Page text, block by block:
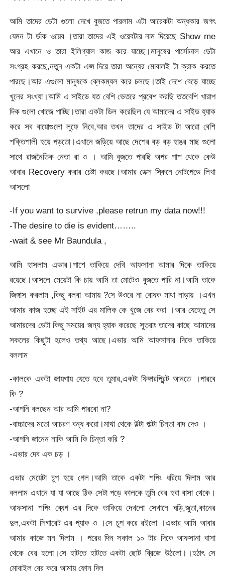
আমি তাদের ডেটা গুলো দেখে বুজতে পারলাম এটা আরেকটা অন্ধকার জগৎ
যেমন টা র্ডাক ওয়েব ।তারা তাদের এই ওয়েবটার নাম দিয়েছে Show me
আর এখানে ও তারা ইলিগ্যাল কাজ করে যাচ্ছে।মানুষের পার্সোনাল ডেটা
সংগ্রহ করছে,নতুন একটা এপ্স দিয়ে তারা অন্যের মোবালই টা ক্রাক করতে
পারছে।আর এগুলো মানুষকে ব্লেকম্যল করে চলছে।তাই দেশে বেড়ে যাচ্ছে
খুনের সংখ্যা।আমি এ সাইডে যত বেশি ভেতরে প্রবেশ করছি ততবেশি খারাপ
দিক গুলো খোজে পাচ্ছি।তারা একটা ডিল করেছিল যে আমাদের এ সাইড হ্যাক
করে সব বায়োগুলো লুফে নিবে,আর তখন তাদের এ সাইড টা আরো বেশি
শক্তিশালী হয়ে পড়তো।এখানে জড়িয়ে আছে দেশের বড় বড় হাঙর মাছ গুলো
সাথে রাজনৈতিক নেতা রা ও । আমি বুজতে পারছি অপর পাশ থেকে কেউ
আবার Recovery করার চেষ্টা করছে।আমার ডেক্স স্কিনে নোটপেডে লিখা
আসলো
-If you want to survive ,please retrun my data now!!!
-The desire to die is evident……..
-wait & see Mr Baundula ,
আমি হাসলাম এভার।পাশে তাকিয়ে দেখি আফসানা আমার দিকে তাকিয়ে
রয়েছে।আসলে মেয়েটা কি চায় আমি তা মোটেও বুজতে পারি না।আমি তাকে
জিঙ্গাস করলাম ,কিছু বলবা আমায় ?সে উওরে না বোধক মাথা নাড়ায় ।এখন
আমার কাজ হচ্ছে এই সাইট এর মালিক কে খুজে বের করা ।আর যেহেতু সে
আমারদের ডেটা কিছু সময়ের জন্য হ্যাক করেছে সুতরাং তাদের কাছে আমাদের
সকলের কিছুটা হলেও তথ্য আছে।এভার আমি আফসানার দিকে তাকিয়ে
বললাম
-কালকে একটা জায়গায় যেতে হবে তুমার,একটা ফিঙ্গারপ্রিন্ট আনতে ।পারবে
কি ?
-আপনি বলছেন আর আমি পারবো না?
-বাচ্চাদের মতো আচরণ বন্ধ করো।মাথা থেকে উল্টা পাল্টা চিন্তা বাদ দেও ।
-আপনি জানেন নাকি আমি কি চিন্তা করি ?
-এভার দেব এক চড় ।
এভার মেয়েটা চুপ হয়ে গেল।আমি তাকে একটা শপিং ধরিয়ে দিলাম আর
বললাম এখানে যা যা আছে ঠিক সেটা পড়ে কালকে তুমি বের হবা বাসা থেকে।
আফসানা শপিং ব্যেগ এর দিকে তাকিয়ে দেখলো সেখানে ঘড়ি,জুতা,কানের
দুল,একটা সিগারেট এর প্যাক ও ।সে চুপ করে রইলো ।এভার আমি আবার
আমার কাজে মন দিলাম । পরের দিন সকাল ১০ টার দিকে আফসানা বাসা
থেকে বের হলো।সে হাটতে হাটতে একটা ছোট ব্রিজে উঠলো।।হঠাৎ সে
মোবাইল বের করে আমায় ফোন দিল